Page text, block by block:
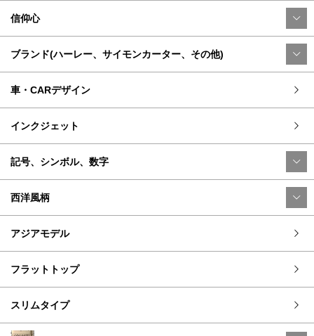
信仰心
ブランド(ハーレー、サイモンカーター、その他)
車・CARデザイン
インクジェット
記号、シンボル、数字
西洋風柄
アジアモデル
フラットトップ
スリムタイプ